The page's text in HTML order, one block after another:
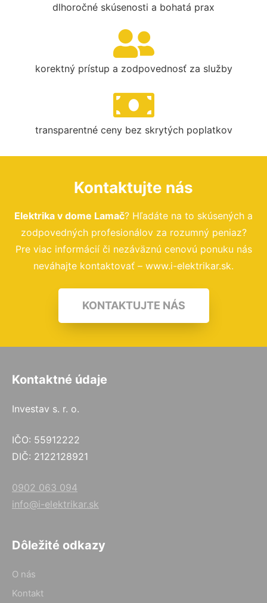
dlhoročné skúsenosti a bohatá prax
korektný prístup a zodpovednosť za služby
transparentné ceny bez skrytých poplatkov
Kontaktujte nás
Elektrika v dome Lamač? Hľadáte na to skúsených a
zodpovedných profesionálov za rozumný peniaz?
Pre viac informácií či nezáväznú cenovú ponuku nás
neváhajte kontaktovať – www.i-elektrikar.sk.
KONTAKTUJTE NÁS
Kontaktné údaje
Investav s. r. o.
IČO: 55912222
DIČ: 2122128921
0902 063 094
info@i-elektrikar.sk
Dôležité odkazy
O nás
Kontakt